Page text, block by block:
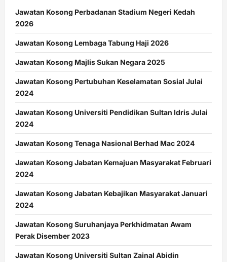
Jawatan Kosong Perbadanan Stadium Negeri Kedah
2026
Jawatan Kosong Lembaga Tabung Haji 2026
Jawatan Kosong Majlis Sukan Negara 2025
Jawatan Kosong Pertubuhan Keselamatan Sosial Julai
2024
Jawatan Kosong Universiti Pendidikan Sultan Idris Julai
2024
Jawatan Kosong Tenaga Nasional Berhad Mac 2024
Jawatan Kosong Jabatan Kemajuan Masyarakat Februari
2024
Jawatan Kosong Jabatan Kebajikan Masyarakat Januari
2024
Jawatan Kosong Suruhanjaya Perkhidmatan Awam
Perak Disember 2023
Jawatan Kosong Universiti Sultan Zainal Abidin